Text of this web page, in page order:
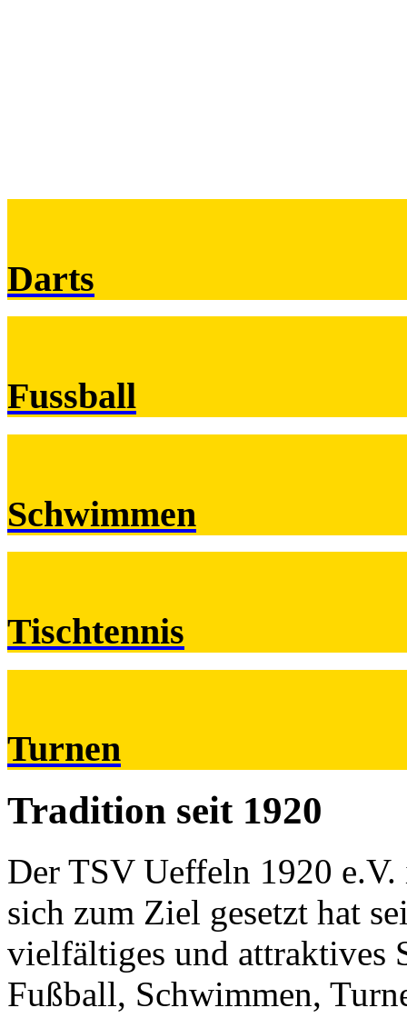
Darts
Fussball
Schwimmen
Tischtennis
Turnen
Tradition seit 1920
Der TSV Ueffeln 1920
sich zum Ziel gesetzt hat
vielfältiges und attraktives
Fußball, Schwimmen,